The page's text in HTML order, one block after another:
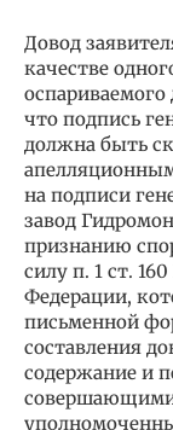
Довод
качестве
что подпись
должна быть
на подписи
завод
признанию
силу п. 1 ст.
Федерации,
письменной
составления
содержание и